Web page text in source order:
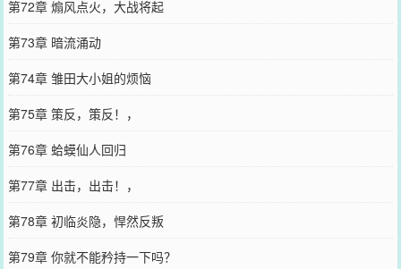
第72章 煽风点火，大战将起
第73章 暗流涌动
第74章 雏田大小姐的烦恼
第75章 策反，策反！，
第76章 蛤蟆仙人回归
第77章 出击，出击！，
第78章 初临炎隐，悍然反叛
第79章 你就不能矜持一下吗？